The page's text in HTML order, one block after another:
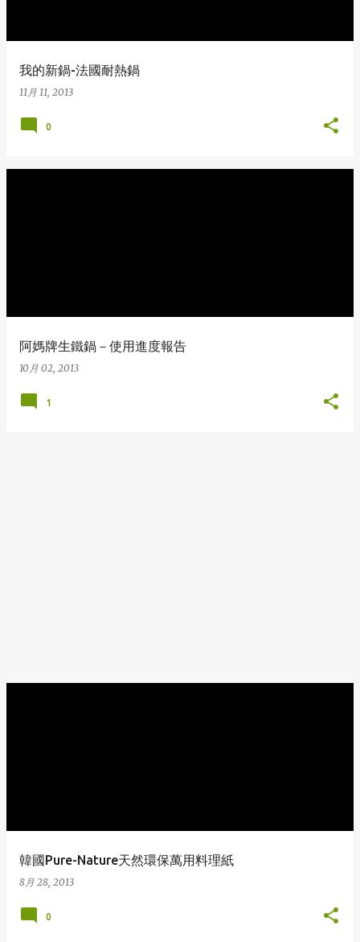
我的新鍋-法國耐熱鍋
11月 11, 2013
0
阿媽牌生鐵鍋－使用進度報告
10月 02, 2013
1
韓國Pure-Nature天然環保萬用料理紙
8月 28, 2013
0